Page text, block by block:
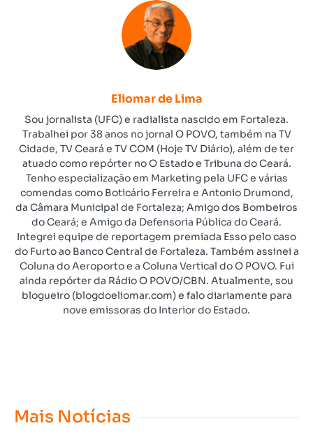
Eliomar de Lima
Sou jornalista (UFC) e radialista nascido em Fortaleza.
Trabalhei por 38 anos no jornal O POVO, também na TV
Cidade, TV Ceará e TV COM (Hoje TV Diário), além de ter
atuado como repórter no O Estado e Tribuna do Ceará.
Tenho especialização em Marketing pela UFC e várias
comendas como Boticário Ferreira e Antonio Drumond,
da Câmara Municipal de Fortaleza; Amigo dos Bombeiros
do Ceará; e Amigo da Defensoria Pública do Ceará.
Integrei equipe de reportagem premiada Esso pelo caso
do Furto ao Banco Central de Fortaleza. Também assinei a
Coluna do Aeroporto e a Coluna Vertical do O POVO. Fui
ainda repórter da Rádio O POVO/CBN. Atualmente, sou
blogueiro (blogdoeliomar.com) e falo diariamente para
nove emissoras do Interior do Estado.
Mais Notícias